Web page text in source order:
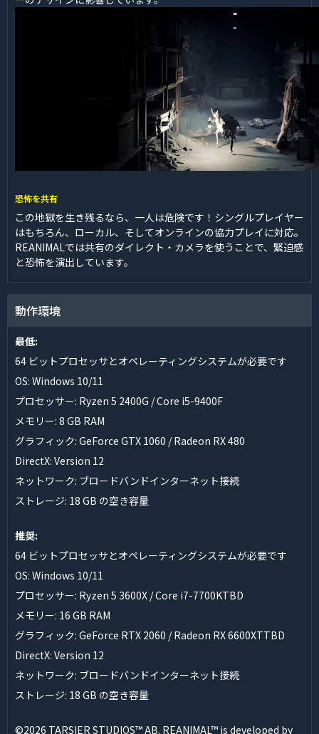
恐怖を共有
この地獄を生き残るなら、一人は危険です！シングルプレイヤー
はもちろん、ローカル、そしてオンラインの協力プレイに対応。
REANIMALでは共有のダイレクト・カメラを使うことで、緊迫感
と恐怖を演出しています。
動作環境
最低:
64 ビットプロセッサとオペレーティングシステムが必要です
OS: Windows 10/11
プロセッサー: Ryzen 5 2400G / Core i5-9400F
メモリー: 8 GB RAM
グラフィック: GeForce GTX 1060 / Radeon RX 480
DirectX: Version 12
ネットワーク: ブロードバンドインターネット接続
ストレージ: 18 GB の空き容量
推奨:
64 ビットプロセッサとオペレーティングシステムが必要です
OS: Windows 10/11
プロセッサー: Ryzen 5 3600X / Core i7-7700KTBD
メモリー: 16 GB RAM
グラフィック: GeForce RTX 2060 / Radeon RX 6600XTTBD
DirectX: Version 12
ネットワーク: ブロードバンドインターネット接続
ストレージ: 18 GB の空き容量
©2026 TARSIER STUDIOS™ AB. REANIMAL™ is developed by